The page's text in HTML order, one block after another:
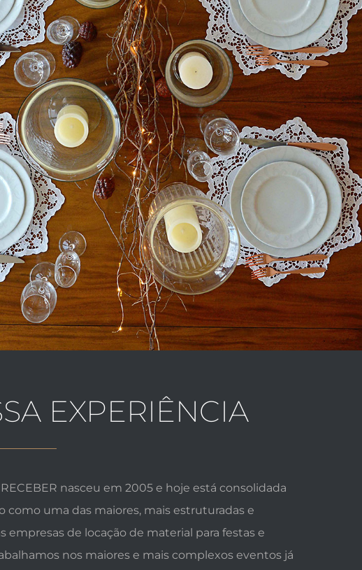
EXPERIÊNCIA
RECEBER nasceu em 2005 e hoje está consolidada
como uma das maiores, mais estruturadas e
empresas de locação de material para festas e
nos maiores e mais complexos eventos já